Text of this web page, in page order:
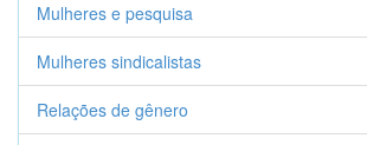
Mulheres e pesquisa
Mulheres sindicalistas
Relações de gênero